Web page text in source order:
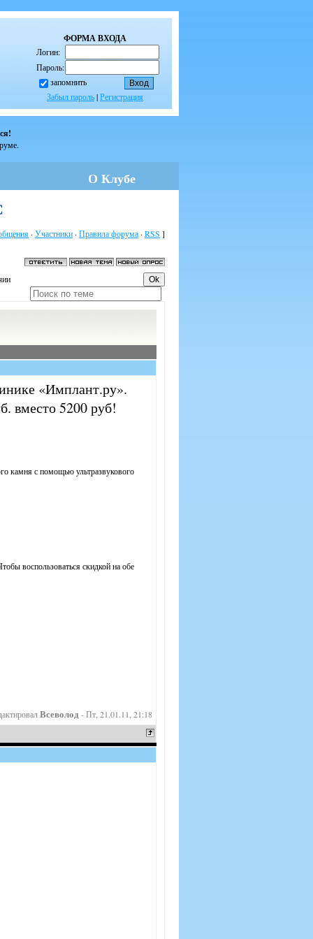
ФОРМА ВХОДА
Логин:
Пароль:
запомнить
Забыл пароль|Регистрация
О Клубе
· Участники · Правила форума · RSS ]
«Имплант.ру».
вместо 5200 руб!
камня с помощью ультразвукового
воспользоваться скидкой на обе
Всеволод-Пт, 21.01.11, 21:18